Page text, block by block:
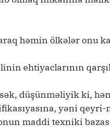
həmin ölkələr onu
ehtiyaclarının
düşünməliyik ki,
yəni
maddi texniki